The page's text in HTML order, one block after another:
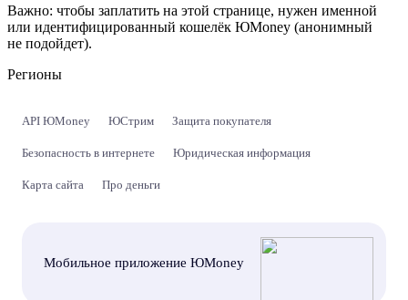
Важно: чтобы заплатить на этой странице, нужен именной
или идентифицированный кошелёк ЮMoney (анонимный
не подойдет).
Регионы
API ЮMoney ЮСтрим Защита покупателя
Безопасность в интернете Юридическая информация
Карта сайта Про деньги
Мобильное приложение ЮMoney